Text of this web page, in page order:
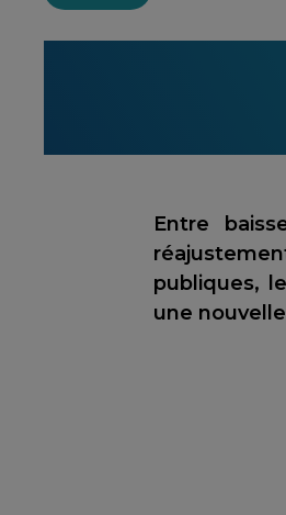
Entre
publiques,
une